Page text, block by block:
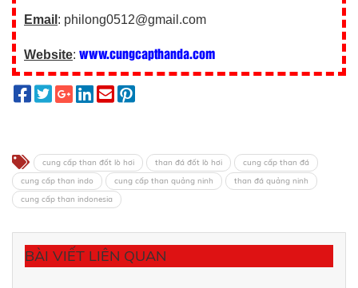
Email : philong0512@gmail.com
Website: www.cungcapthanda.com
cung cấp than đốt lò hơi than đá đốt lò hơi
cung cấp than đá
cung cấp than indo
cung cấp than quảng ninh
than đá quảng ninh
cung cấp than indonesia
BÀI VIẾT LIÊN QUAN